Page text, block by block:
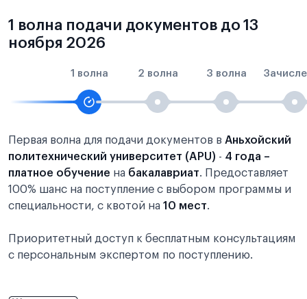
1 волна подачи документов до 13
ноября 2026
1 волна 2 волна 3 волна
Первая волна для подачи документов в Аньхойский
политехнический университет (APU) - 4 года –
платное обучение на бакалавриат. Предоставляет
100% шанс на поступление с выбором программы и
специальности, с квотой на 10 мест.
Приоритетный доступ к бесплатным консультациям
с персональным экспертом по поступлению.